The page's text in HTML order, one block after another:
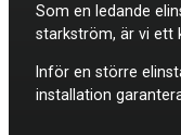
Som en ledande
starkström, är vi ett
Inför en större
installation